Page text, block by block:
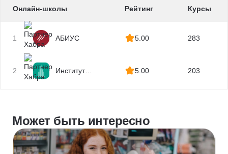
Онлайн-школы Рейтинг Курсы
1 АБИУС 5.00 283
2
Институт
5.00 203
Может быть интересно